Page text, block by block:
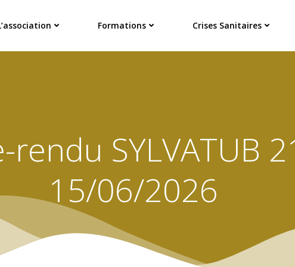
Formations Crises Sanitaires
SYLVATUB
15/06/2026